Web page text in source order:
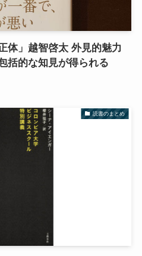
体」越智啓太 外見的魅力
括的な知見が得られる
読書のまとめ